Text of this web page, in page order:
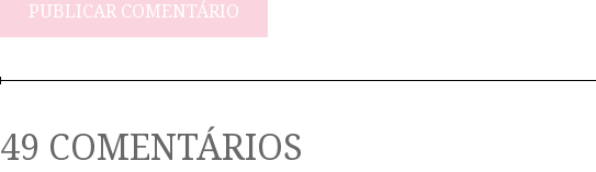
49 COMENTÁRIOS